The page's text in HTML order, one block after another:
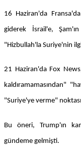
16 Haziran'da
giderek İsrail'e,
"Hizbullah'la Suriye'nin
21 Haziran'da Fox
kaldıramamasından"
"Suriye'ye verme"
Bu öneri, Trump'ın
gündeme gelmişti.